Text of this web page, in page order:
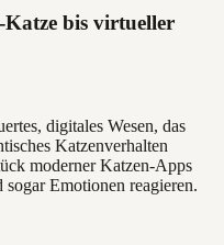
bis virtueller
digitales Wesen, das
Katzenverhalten
moderner Katzen-Apps
Emotionen reagieren.